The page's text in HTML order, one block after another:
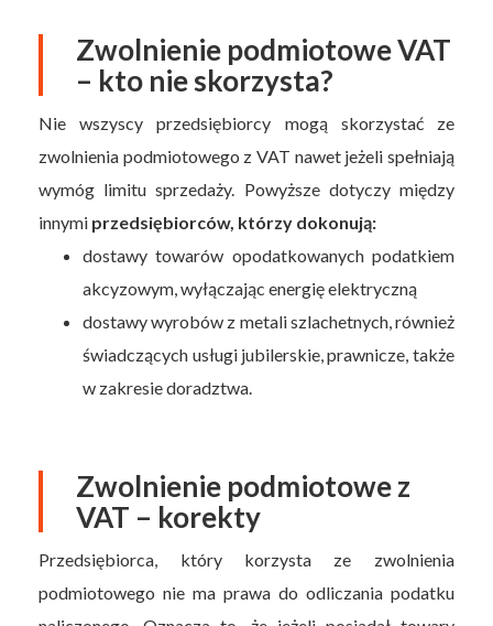
Zwolnienie podmiotowe VAT
– kto nie skorzysta?
Nie wszyscy przedsiębiorcy mogą skorzystać ze
zwolnienia podmiotowego z VAT nawet jeżeli spełniają
wymóg limitu sprzedaży. Powyższe dotyczy między
innymi przedsiębiorców, którzy dokonują:
dostawy towarów opodatkowanych podatkiem
akcyzowym, wyłączając energię elektryczną
dostawy wyrobów z metali szlachetnych, również
świadczących usługi jubilerskie, prawnicze, także
w zakresie doradztwa.
Zwolnienie podmiotowe z
VAT – korekty
Przedsiębiorca, który korzysta ze zwolnienia
podmiotowego nie ma prawa do odliczania podatku